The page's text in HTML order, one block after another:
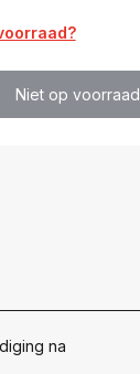
Niet op voorraad
na